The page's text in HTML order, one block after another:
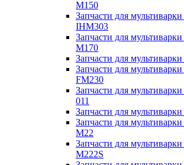
M150
Запчасти для
IHM303
Запчасти для
M170
Запчасти для
Запчасти для
FM230
Запчасти для
011
Запчасти для
Запчасти для
M22
Запчасти для
M222S